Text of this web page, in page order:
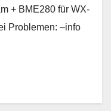
+ BME280 für WX-
Problemen: –info